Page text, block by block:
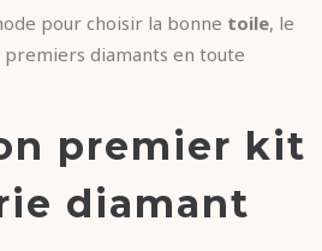
pour choisir la bonne toile, le
diamants en toute
premier kit
diamant